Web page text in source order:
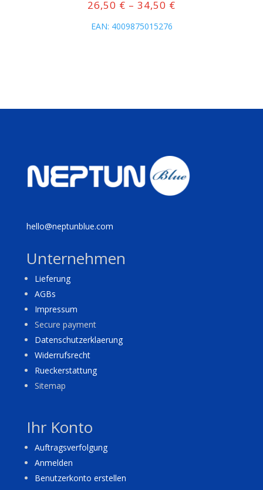
26,50 € –34,50 €
EAN: 4009875015276
hello@neptunblue.com
Unternehmen
Lieferung
AGBs
Impressum
Secure payment
Datenschutzerklaerung
Widerrufsrecht
Rueckerstattung
Sitemap
Ihr Konto
Auftragsverfolgung
Anmelden
Benutzerkonto erstellen